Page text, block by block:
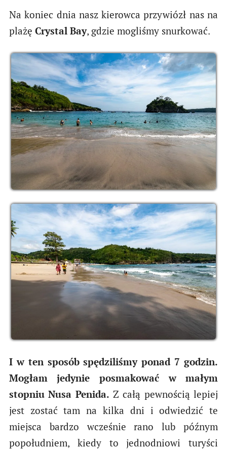
Na koniec dnia nasz kierowca przywiózł nas na
plażę Crystal Bay, gdzie mogliśmy snurkować.
I w ten sposób spędziliśmy ponad 7 godzin.
Mogłam jedynie posmakować w małym
stopniu Nusa Penida. Z całą pewnością lepiej
jest zostać tam na kilka dni i odwiedzić te
miejsca bardzo wcześnie rano lub późnym
popołudniem, kiedy to jednodniowi turyści